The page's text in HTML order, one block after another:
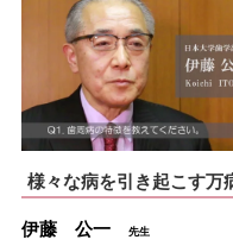
伊藤 公一先生